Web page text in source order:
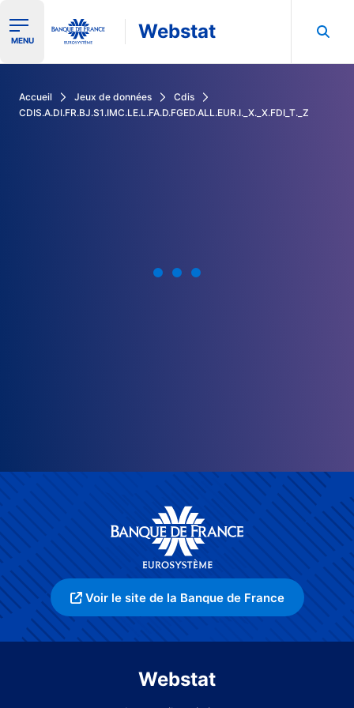
Ouvrir le menu de navigation
MENU Webstat
Accueil Jeux de données
Cdis
CDIS.A.DI.FR.BJ.S1.IMC.LE.L.FA.D.FGED.ALL.EUR.I._X._X.FDI_T._Z
Voir le site de la Banque de France
Webstat